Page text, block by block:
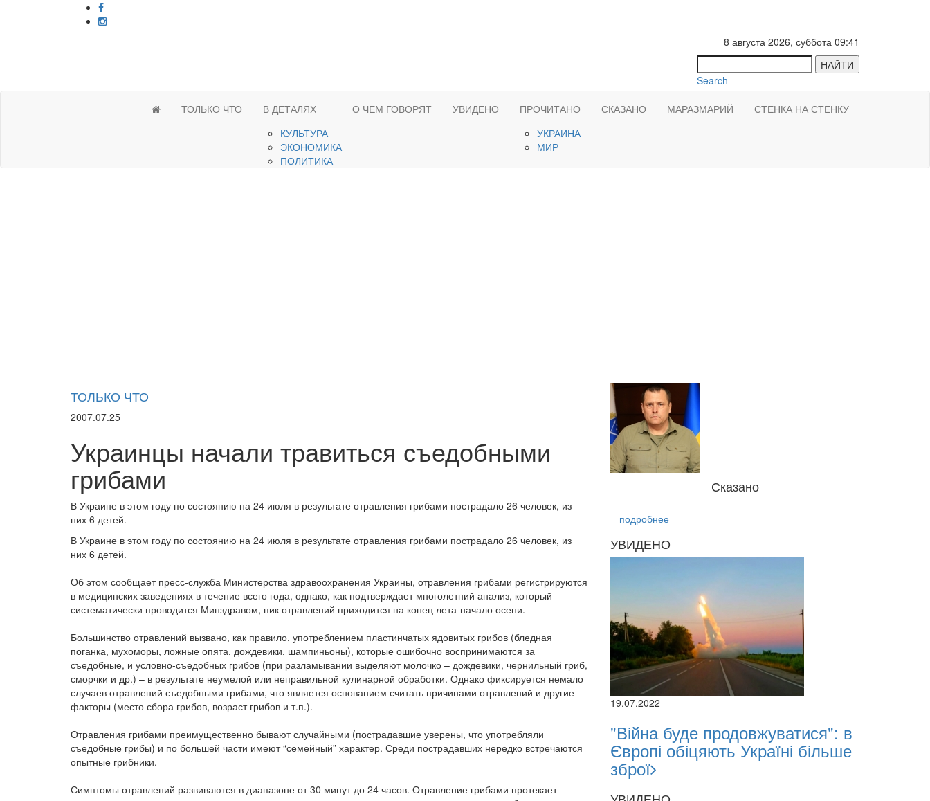
8 августа 2026, суббота 09:41
НАЙТИ
Search
ТОЛЬКО ЧТО
В ДЕТАЛЯХ
КУЛЬТУРА
ЭКОНОМИКА
ПОЛИТИКА
О ЧЕМ ГОВОРЯТ УВИДЕНО
ПРОЧИТАНО
УКРАИНА
МИР
СКАЗАНО МАРАЗМАРИЙ СТЕНКА НА СТЕНКУ
ТОЛЬКО ЧТО
2007.07.25
Украинцы начали травиться съедобными
грибами
В Украине в этом году по состоянию на 24 июля в результате отравления грибами пострадало 26 человек, из
них 6 детей.
В Украине в этом году по состоянию на 24 июля в результате отравления грибами пострадало 26 человек, из
них 6 детей.
Об этом сообщает пресс-служба Министерства здравоохранения Украины, отравления грибами регистрируются
в медицинских заведениях в течение всего года, однако, как подтверждает многолетний анализ, который
систематически проводится Минздравом, пик отравлений приходится на конец лета-начало осени.
Большинство отравлений вызвано, как правило, употреблением пластинчатых ядовитых грибов (бледная
поганка, мухоморы, ложные опята, дождевики, шампиньоны), которые ошибочно воспринимаются за
съедобные, и условно-съедобных грибов (при разламывании выделяют молочко – дождевики, чернильный гриб,
сморчки и др.) – в результате неумелой или неправильной кулинарной обработки. Однако фиксируется немало
случаев отравлений съедобными грибами, что является основанием считать причинами отравлений и другие
факторы (место сбора грибов, возраст грибов и т.п.).
Отравления грибами преимущественно бывают случайными (пострадавшие уверены, что употребляли
съедобные грибы) и по большей части имеют “семейный” характер. Среди пострадавших нередко встречаются
опытные грибники.
Симптомы отравлений развиваются в диапазоне от 30 минут до 24 часов. Отравление грибами протекает
Сказано
подробнее
УВИДЕНО
19.07.2022
"Війна буде продовжуватися": в
Європі обіцяють Україні більше
зброї